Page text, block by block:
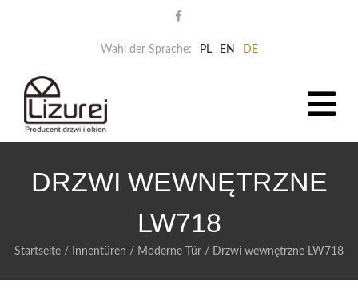
Wahl der Sprache: PL EN DE
DRZWI WEWNĘTRZNE
LW718
Startseite / Innentüren / Moderne Tür / Drzwi wewnętrzne LW718